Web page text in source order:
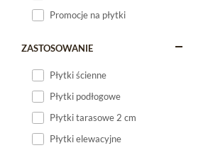
Promocje na płytki
ZASTOSOWANIE
Płytki ścienne
Płytki podłogowe
Płytki tarasowe 2 cm
Płytki elewacyjne